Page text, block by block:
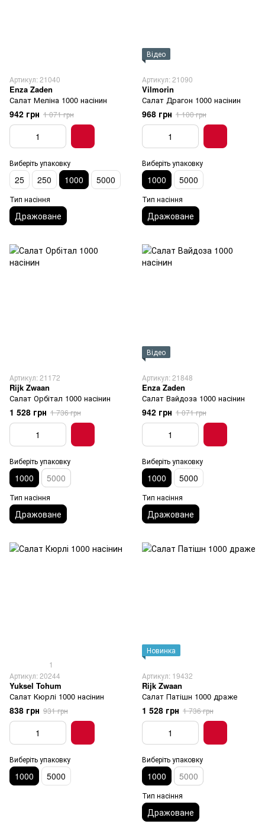
Артикул: 21040
Enza Zaden
Салат Меліна 1000 насінин
942 грн 1 071 грн
Виберіть упаковку
25 250 1000 5000
Тип насіння
Дражоване
Відео
Артикул: 21090
Vilmorin
Салат Драгон 1000 насінин
968 грн 1 100 грн
Виберіть упаковку
1000 5000
Тип насіння
Дражоване
Артикул: 21172
Rijk Zwaan
Салат Орбітал 1000 насінин
1 528 грн 1 736 грн
Виберіть упаковку
1000 5000
Тип насіння
Дражоване
Відео
Артикул: 21848
Enza Zaden
Салат Вайдоза 1000 насінин
942 грн 1 071 грн
Виберіть упаковку
1000 5000
Тип насіння
Дражоване
1
Артикул: 20244
Yuksel Tohum
Салат Кюрлі 1000 насінин
838 грн 931 грн
Виберіть упаковку
1000 5000
Новинка
Артикул: 19432
Rijk Zwaan
Салат Патішн 1000 драже
1 528 грн 1 736 грн
Виберіть упаковку
1000 5000
Тип насіння
Дражоване